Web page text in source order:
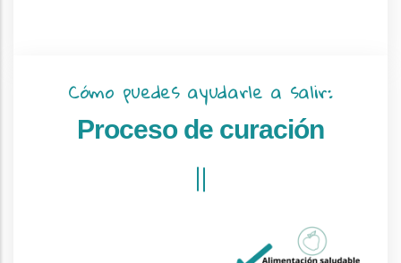
Cómo puedes ayudarle a salir:
Proceso de curación